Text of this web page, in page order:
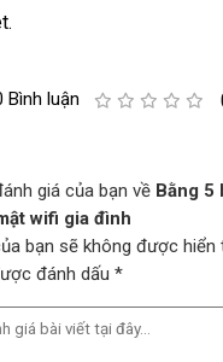
Bình luận
giá của bạn về Bằng 5
wifi gia đình
bạn sẽ không được hiển
đánh dấu *